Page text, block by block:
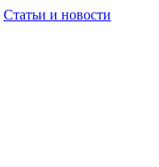
Статьи и новости